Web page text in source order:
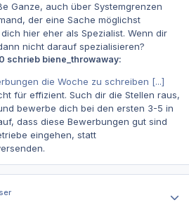
Ganze, auch über Systemgrenzen
der eine Sache möglichst
hier eher als Spezialist. Wenn dir
nicht darauf spezialisieren?
schrieb biene_throwaway:
die Woche zu schreiben [...]
für effizient. Such dir die Stellen raus,
bewerbe dich bei den ersten 3-5 in
dass diese Bewerbungen gut sind
eingehen, statt